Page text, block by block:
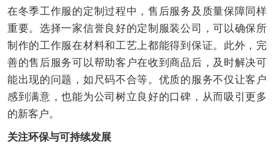
在冬季工作服的定制过程中，售后服务及质量保障同样
重要。选择一家信誉良好的定制服装公司，可以确保所
制作的工作服在材料和工艺上都能得到保证。此外，完
善的售后服务可以帮助客户在收到商品后，及时解决可
能出现的问题，如尺码不合等。优质的服务不仅让客户
感到满意，也能为公司树立良好的口碑，从而吸引更多
的新客户。
关注环保与可持续发展